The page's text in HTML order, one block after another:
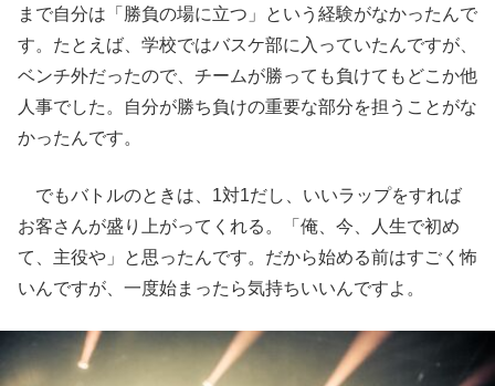
まで自分は「勝負の場に立つ」という経験がなかったんで
す。たとえば、学校ではバスケ部に入っていたんですが、
ベンチ外だったので、チームが勝っても負けてもどこか他
人事でした。自分が勝ち負けの重要な部分を担うことがな
かったんです。
でもバトルのときは、1対1だし、いいラップをすれば
お客さんが盛り上がってくれる。「俺、今、人生で初め
て、主役や」と思ったんです。だから始める前はすごく怖
いんですが、一度始まったら気持ちいいんですよ。